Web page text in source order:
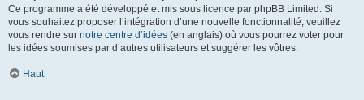
Ce programme a été développé et mis sous licence par phpBB Limited. Si
vous souhaitez proposer l’intégration d’une nouvelle fonctionnalité, veuillez
vous rendre sur notre centre d’idées (en anglais) où vous pourrez voter pour
les idées soumises par d’autres utilisateurs et suggérer les vôtres.
Haut